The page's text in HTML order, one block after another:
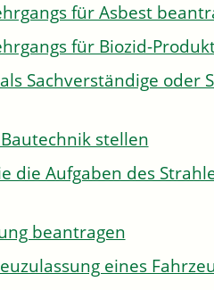
für Asbest
für Biozid-
Sachverständige oder
stellen
die Aufgaben des
beantragen
eines